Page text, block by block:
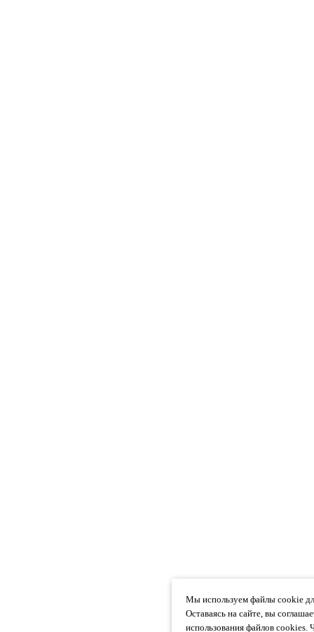
Мы используем файлы cookie
Оставаясь на сайте, вы
использования файлов cookies.